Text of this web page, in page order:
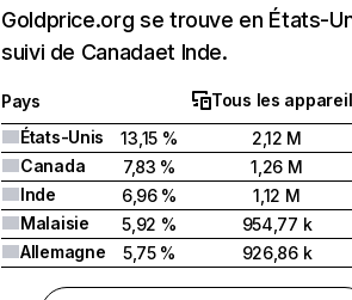
Goldprice.org se trouve en États-
suivi de Canadaet Inde.
Pays
Tous les
États-Unis
13,15 %
2,12 M
Canada
7,83 %
1,26 M
Inde
6,96 %
1,12 M
Malaisie
5,92 %
954,77 k
Allemagne
5,75 % 926,86 k